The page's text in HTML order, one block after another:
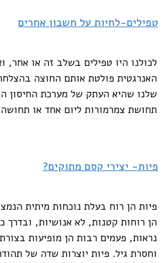
טפילים-לחיות על חשבון אחרים
לכולנו היו טפילים בשלב זה או אחר,
האנרגטית פולטת אותם החוצה
שלנו שהיא העתק של מערכת החיסון
תחושת צמרמורות ליום אחד או
פיות- יצירי קסם מתוקים?
פיות הן רוח בעלת נוכחות מיתית
הן רוחות קטנות, לא אנושיות, ובדרך
נראות, פעמים רבות הן מופיעות
וחסרת גיל. פיות יוצרות שדה של